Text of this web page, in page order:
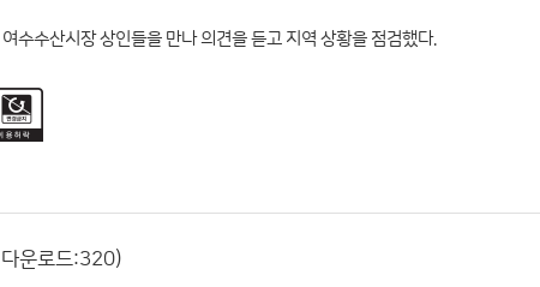
수수산시장 상인들을 만나 의견을 듣고 지역 상황을 점검했다.
운로드:320)